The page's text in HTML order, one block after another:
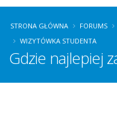
STRONA GŁÓWNA FORUMS
WIZYTÓWKA STUDENTA
Gdzie najlepiej